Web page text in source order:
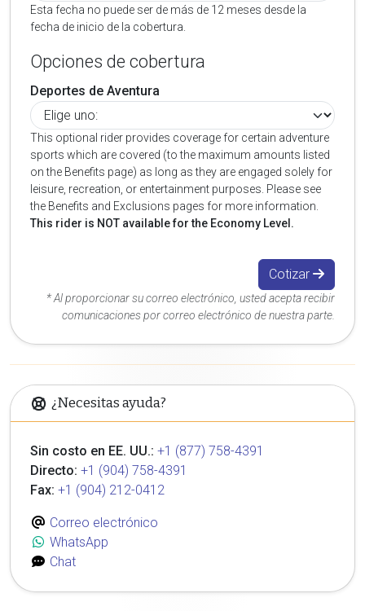
Esta fecha no puede ser de más de 12 meses desde la
fecha de inicio de la cobertura.
Opciones de cobertura
Deportes de Aventura
This optional rider provides coverage for certain adventure
sports which are covered (to the maximum amounts listed
on the Benefits page) as long as they are engaged solely for
leisure, recreation, or entertainment purposes. Please see
the Benefits and Exclusions pages for more information.
This rider is NOT available for the Economy Level.
Cotizar
* Al proporcionar su correo electrónico, usted acepta recibir
comunicaciones por correo electrónico de nuestra parte.
¿Necesitas ayuda?
Sin costo en EE. UU.: +1 (877) 758-4391
Directo: +1 (904) 758-4391
Fax: +1 (904) 212-0412
Correo electrónico
WhatsApp
Chat